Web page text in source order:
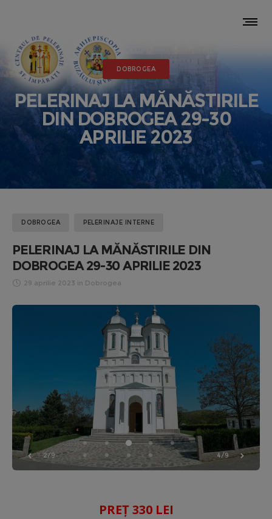
DOBROGEA
PELERINAJ LA MĂNĂSTIRILE
DIN DOBROGEA 29-30
APRILIE 2023
DOBROGEA PELERINAJE INTERNE
PELERINAJ LA MĂNĂSTIRILE DIN
DOBROGEA 29-30 APRILIE 2023
29 aprilie 2023 in Dobrogea
3/9 5/9
PREȚ 330 LEI